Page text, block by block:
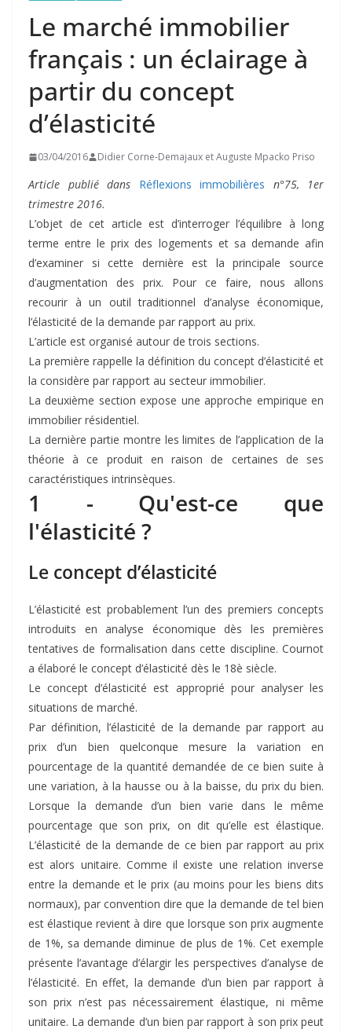
Le marché immobilier
français : un éclairage à
partir du concept
d’élasticité
03/04/2016 Didier Corne-Demajaux et Auguste Mpacko Priso
Article publié dans Réflexions immobilières n°75, 1er
trimestre 2016.
L’objet de cet article est d’interroger l’équilibre à long
terme entre le prix des logements et sa demande afin
d’examiner si cette dernière est la principale source
d’augmentation des prix. Pour ce faire, nous allons
recourir à un outil traditionnel d’analyse économique,
l’élasticité de la demande par rapport au prix.
L’article est organisé autour de trois sections.
La première rappelle la définition du concept d’élasticité et
la considère par rapport au secteur immobilier.
La deuxième section expose une approche empirique en
immobilier résidentiel.
La dernière partie montre les limites de l’application de la
théorie à ce produit en raison de certaines de ses
caractéristiques intrinsèques.
1 - Qu'est-ce que
l'élasticité ?
Le concept d’élasticité
L’élasticité est probablement l’un des premiers concepts
introduits en analyse économique dès les premières
tentatives de formalisation dans cette discipline. Cournot
a élaboré le concept d’élasticité dès le 18è siècle.
Le concept d’élasticité est approprié pour analyser les
situations de marché.
Par définition, l’élasticité de la demande par rapport au
prix d’un bien quelconque mesure la variation en
pourcentage de la quantité demandée de ce bien suite à
une variation, à la hausse ou à la baisse, du prix du bien.
Lorsque la demande d’un bien varie dans le même
pourcentage que son prix, on dit qu’elle est élastique.
L’élasticité de la demande de ce bien par rapport au prix
est alors unitaire. Comme il existe une relation inverse
entre la demande et le prix (au moins pour les biens dits
normaux), par convention dire que la demande de tel bien
est élastique revient à dire que lorsque son prix augmente
de 1%, sa demande diminue de plus de 1%. Cet exemple
présente l’avantage d’élargir les perspectives d’analyse de
l’élasticité. En effet, la demande d’un bien par rapport à
son prix n’est pas nécessairement élastique, ni même
unitaire. La demande d’un bien par rapport à son prix peut